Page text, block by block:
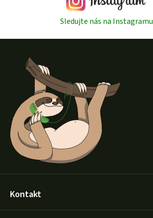
Sledujte nás na Instagramu
Kontakt